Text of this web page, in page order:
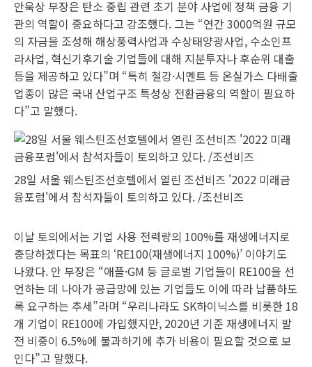
안욱상 부장은 탄소 중립 관련 초기 분야 사업에 정책 금융 기
관의 역할이 중요하다고 강조했다. 그는 “연간 3000억원 규모
의 자금을 조성해 해상풍력사업과 수상태양광사업, 수소인프
라사업, 혁신기후기술 기업들에 대해 지분투자나 후순위 대출
등을 제공하고 있다”며 “특히 철강·시멘트 등 온실가스 다배출
업종이 많은 국내 산업구조 특성상 전환금융의 역할이 필요하
다”고 말했다.
28일 서울 웨스틴조선호텔에서 열린 조선비즈 '2022 미래금
융포럼'에서 참석자들이 토의하고 있다. /조선비즈
이날 토의에서는 기업 사용 전력량의 100%를 재생에너지로
충당하겠다는 목표의 ‘RE100(재생에너지 100%)’ 이야기도
나왔다. 안 부장은 “애플·GM 등 글로벌 기업들이 RE100을 선
언하는 데 나아가 공급망에 있는 기업들도 이에 따라 납품하도
록 요구하는 추세”라며 “우리나라도 SK하이닉스를 비롯한 18
개 기업이 RE100에 가입했지만, 2020년 기준 재생에너지 발
전 비중이 6.5%에 불과하기에 추가 비용이 필요할 것으로 보
인다”고 말했다.